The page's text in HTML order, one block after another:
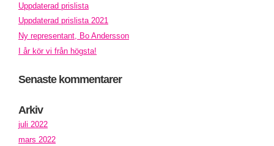
Uppdaterad prislista
Uppdaterad prislista 2021
Ny representant, Bo Andersson
I år kör vi från högsta!
Senaste kommentarer
Arkiv
juli 2022
mars 2022